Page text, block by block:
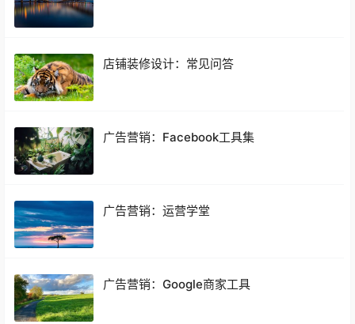
店铺装修设计：常见问答
广告营销：Facebook工具集
广告营销：运营学堂
广告营销：Google商家工具